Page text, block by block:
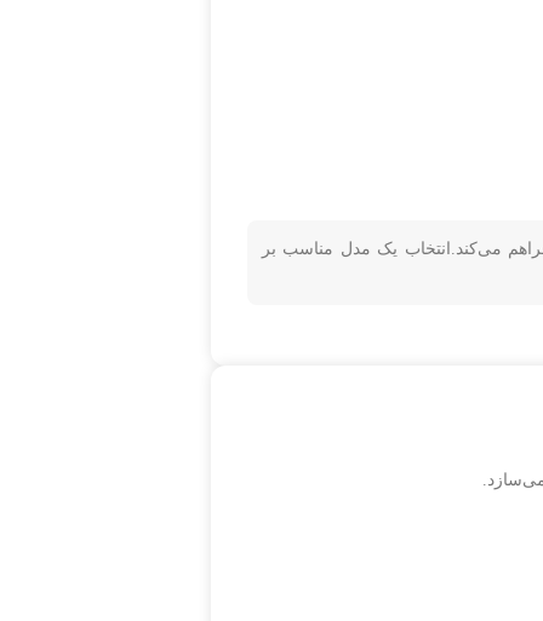
می‌کند.انتخاب یک مدل مناسب بر